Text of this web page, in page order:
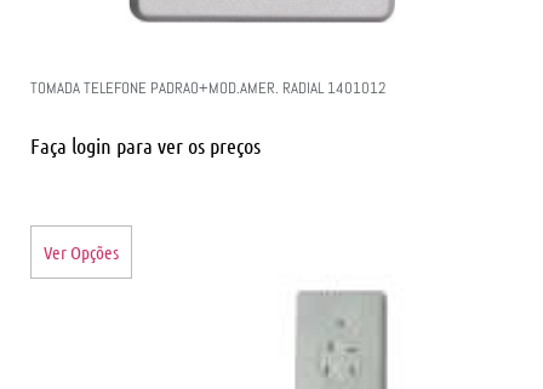
TOMADA TELEFONE PADRAO+MOD.AMER. RADIAL 1401012
Faça login para ver os preços
Ver Opções